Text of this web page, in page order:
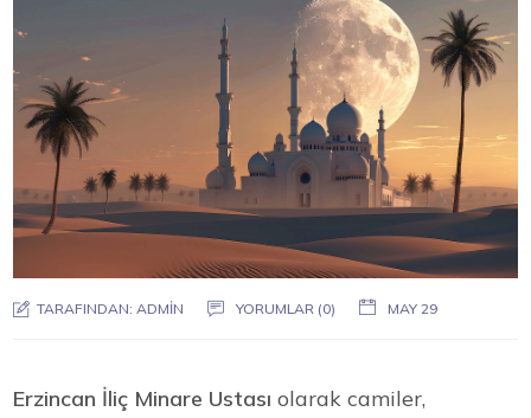
TARAFINDAN: ADMIN YORUMLAR (0) MAY 29
Erzincan İliç Minare Ustası olarak camiler,